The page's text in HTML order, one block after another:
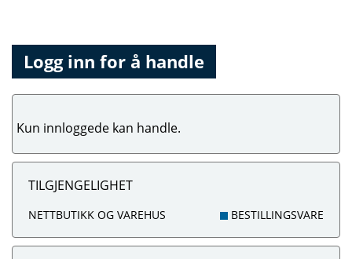
Logg inn for å handle
Kun innloggede kan handle.
TILGJENGELIGHET
NETTBUTIKK OG VAREHUS BESTILLINGSVARE